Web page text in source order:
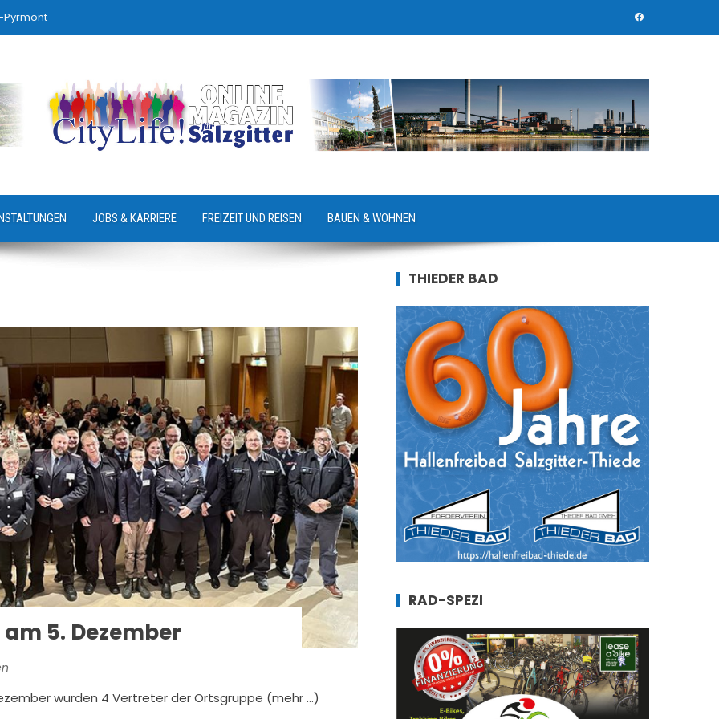
Pyrmont
JOBS & KARRIERE FREIZEIT UND REISEN BAUEN & WOHNEN
5. Dezember
wurden 4 Vertreter der Ortsgruppe (mehr …)
THIEDER BAD
RAD-SPEZI